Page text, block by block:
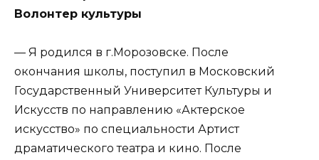
Волонтер культуры
— Я родился в г.Морозовске. После
окончания школы, поступил в Московский
Государственный Университет Культуры и
Искусств по направлению «Актерское
искусство» по специальности Артист
драматического театра и кино. После